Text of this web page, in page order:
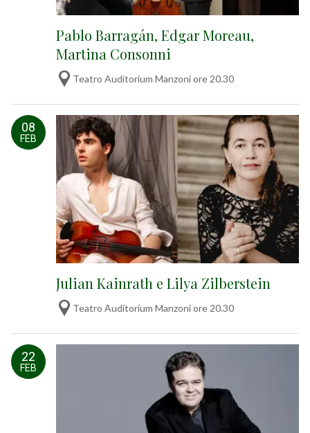
Pablo Barragán, Edgar Moreau,
Martina Consonni
Teatro Auditorium Manzoni ore 20.30
08
FEB
Julian Kainrath e Lilya Zilberstein
Teatro Auditorium Manzoni ore 20.30
22
FEB